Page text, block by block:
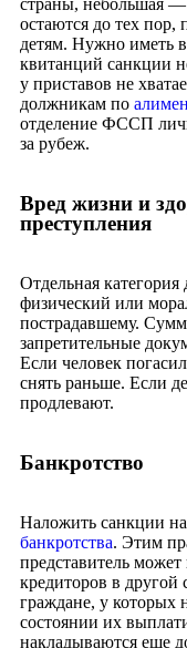
страны, небольшая
остаются до тех пор,
детям. Нужно иметь
квитанций санкции
у приставов не
должникам по
отделение ФССП
за рубеж.
Вред жизни и
преступления
Отдельная
физический или
пострадавшему.
запретительные
Если человек
снять раньше. Если
продлевают.
Банкротство
Наложить санкции
банкротства. Этим
представитель может
кредиторов в другой
граждане, у которых
состоянии их
накладываются еще